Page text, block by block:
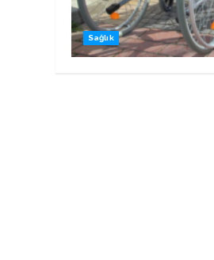
Sağlık